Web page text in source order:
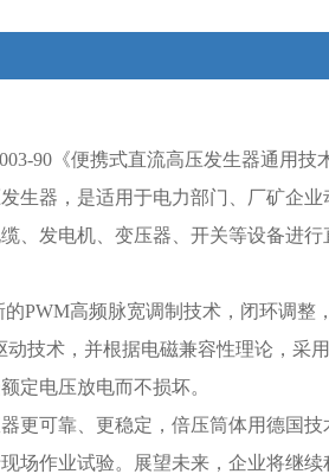
90《便携式直流高压发生器通用技
器，是适用于电力部门、厂矿企业
、发电机、变压器、开关等设备进行
PWM高频脉宽调制技术，闭环调整
技术，并根据电磁兼容性理论，采
定电压放电而不损坏。
更可靠、更稳定，倍压筒体用德国技
场作业试验。展望未来，企业将继续